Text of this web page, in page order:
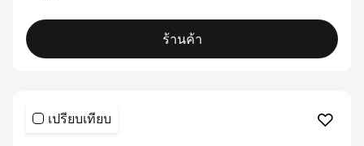
ร้านค้า
เปรียบเทียบ